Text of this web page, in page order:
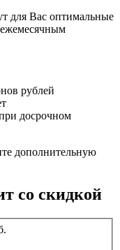
для Вас оптимальные
рублей
досрочном
дополнительную
со скидкой